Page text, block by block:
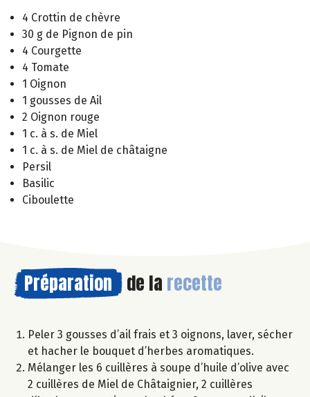
4 Crottin de chèvre
30 g de Pignon de pin
4 Courgette
4 Tomate
1 Oignon
1 gousses de Ail
2 Oignon rouge
1 c. à s. de Miel
1 c. à s. de Miel de châtaigne
Persil
Basilic
Ciboulette
Préparation de la recette
Peler 3 gousses d’ail frais et 3 oignons, laver, sécher
et hacher le bouquet d’herbes aromatiques.
Mélanger les 6 cuillères à soupe d’huile d’olive avec
2 cuillères de Miel de Châtaignier, 2 cuillères